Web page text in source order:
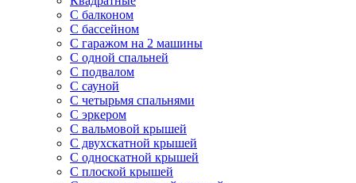
С балконом
С бассейном
С гаражом на 2 машины
С одной спальней
С подвалом
С сауной
С четырьмя спальнями
С эркером
С вальмовой крышей
С двухскатной крышей
С односкатной крышей
С плоской крышей